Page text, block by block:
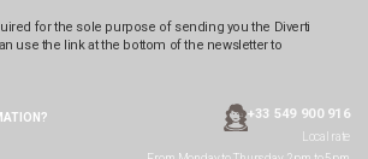
for the sole purpose of sending you the Diverti
use the link at the bottom of the newsletter to
+33 549 900 916
Local rate